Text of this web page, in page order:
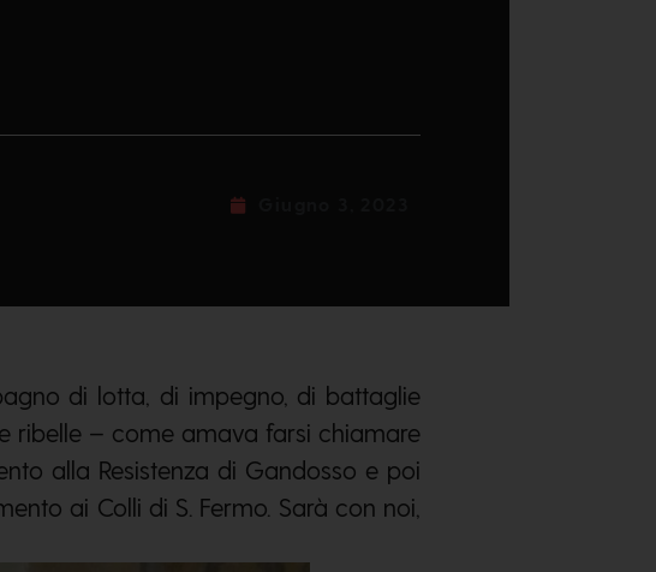
di lotta, di impegno, di battaglie
ribelle – come amava farsi chiamare
alla Resistenza di Gandosso e poi
ai Colli di S. Fermo. Sarà con noi,